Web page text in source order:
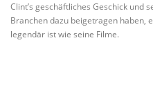
Clint’s geschäftliches Geschick und
Branchen dazu beigetragen haben,
legendär ist wie seine Filme.